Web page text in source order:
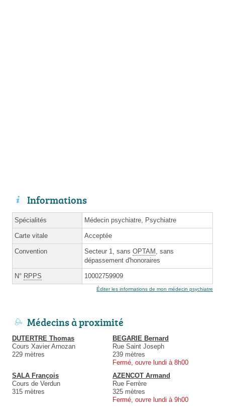
Informations
Spécialités Médecin psychiatre, Psychiatre
Carte vitale Acceptée
Convention Secteur 1, sans OPTAM , sans
dépassement d'honoraires
N° RPPS 10002759909
Éditer les informations de mon médecin psychiatre
Médecins à proximité
DUTERTRE Thomas
Cours Xavier Arnozan
229 mètres
BEGARIE Bernard
Rue Saint Joseph
239 mètres
Fermé, ouvre lundi à 8h00
SALA François
Cours de Verdun
315 mètres
AZENCOT Armand
Rue Ferrère
325 mètres
Fermé, ouvre lundi à 9h00